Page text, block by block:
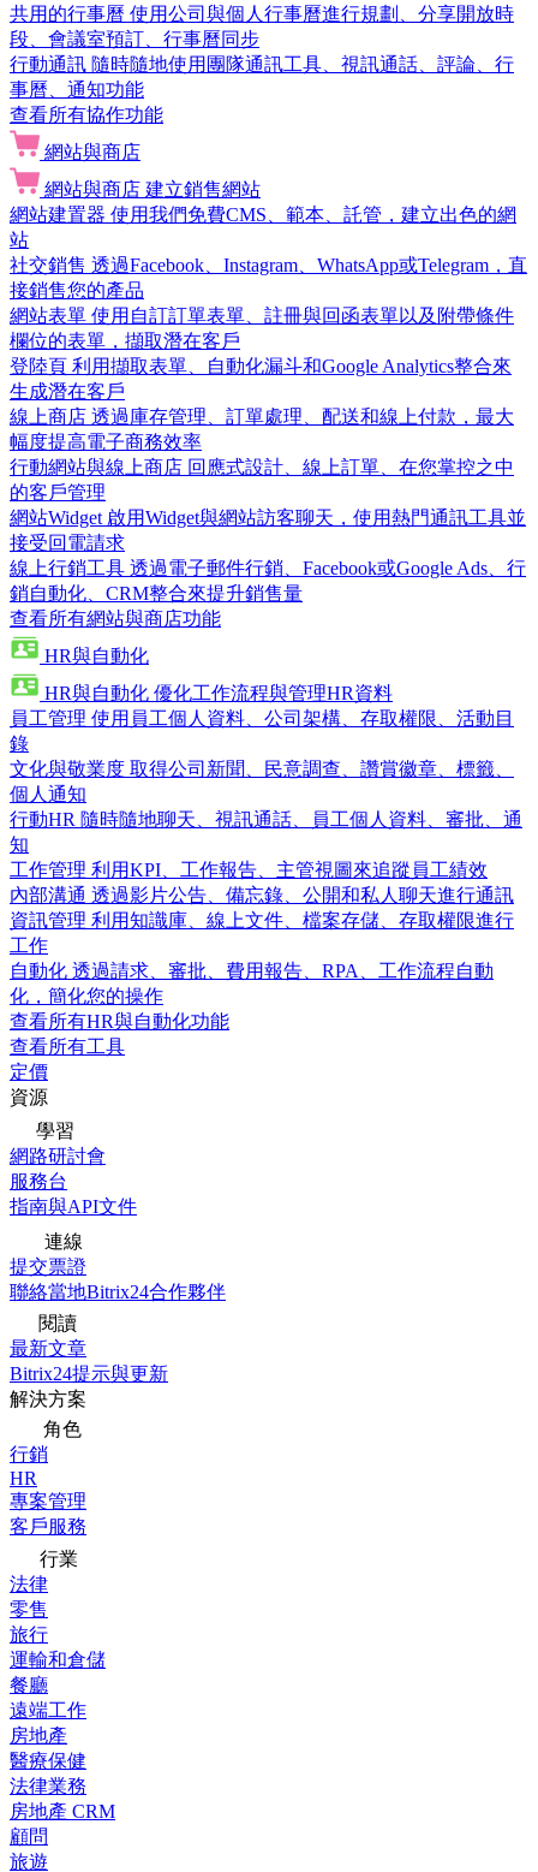
共用的行事曆 使用公司與個人行事曆進行規劃、分享開放時
段、會議室預訂、行事曆同步
行動通訊 隨時隨地使用團隊通訊工具、視訊通話、評論、行
事曆、通知功能
查看所有協作功能
網站與商店
網站與商店 建立銷售網站
網站建置器 使用我們免費CMS、範本、託管，建立出色的網
站
社交銷售 透過Facebook、Instagram、WhatsApp或Telegram，直
接銷售您的產品
網站表單 使用自訂訂單表單、註冊與回函表單以及附帶條件
欄位的表單，擷取潛在客戶
登陸頁 利用擷取表單、自動化漏斗和Google Analytics整合來
生成潛在客戶
線上商店 透過庫存管理、訂單處理、配送和線上付款，最大
幅度提高電子商務效率
行動網站與線上商店 回應式設計、線上訂單、在您掌控之中
的客戶管理
網站Widget 啟用Widget與網站訪客聊天，使用熱門通訊工具並
接受回電請求
線上行銷工具 透過電子郵件行銷、Facebook或Google Ads、行
銷自動化、CRM整合來提升銷售量
查看所有網站與商店功能
HR與自動化
HR與自動化 優化工作流程與管理HR資料
員工管理 使用員工個人資料、公司架構、存取權限、活動目
錄
文化與敬業度 取得公司新聞、民意調查、讚賞徽章、標籤、
個人通知
行動HR 隨時隨地聊天、視訊通話、員工個人資料、審批、通
知
工作管理 利用KPI、工作報告、主管視圖來追蹤員工績效
內部溝通 透過影片公告、備忘錄、公開和私人聊天進行通訊
資訊管理 利用知識庫、線上文件、檔案存儲、存取權限進行
工作
自動化 透過請求、審批、費用報告、RPA、工作流程自動
化，簡化您的操作
查看所有HR與自動化功能
查看所有工具
定價
資源
學習
網路研討會
服務台
指南與API文件
連線
提交票證
聯絡當地Bitrix24合作夥伴
閱讀
最新文章
Bitrix24提示與更新
解決方案
角色
行銷
HR
專案管理
客戶服務
行業
法律
零售
旅行
運輸和倉儲
餐廳
遠端工作
房地產
醫療保健
法律業務
房地產 CRM
顧問
旅遊